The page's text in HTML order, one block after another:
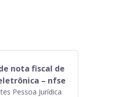
nota fiscal de
– nfse
Pessoa Jurídica